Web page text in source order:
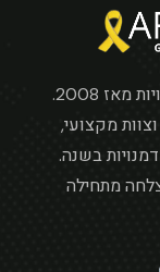
מחברים אנשים להזדמנויות מאז 2008.
מקצועי,
מעל 200,000 הזדמנויות בשנה.
מתחילה